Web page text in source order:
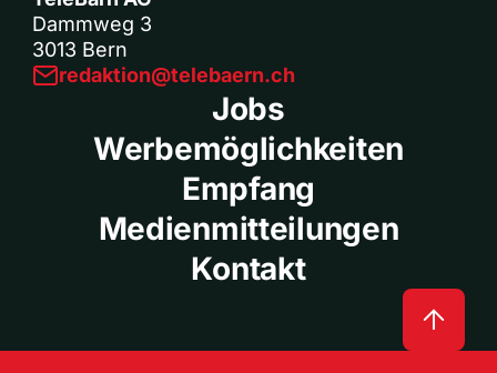
Dammweg 3
3013 Bern
redaktion@telebaern.ch
Jobs
Werbemöglichkeiten
Empfang
Medienmitteilungen
Kontakt